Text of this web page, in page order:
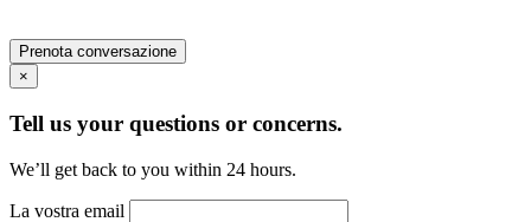
Prenota conversazione
×
Tell us your questions or concerns.
We’ll get back to you within 24 hours.
La vostra email